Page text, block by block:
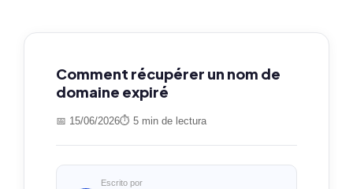
Comment récupérer un nom de
domaine expiré
📅 15/06/2026⏱ 5 min de lectura
Escrito por